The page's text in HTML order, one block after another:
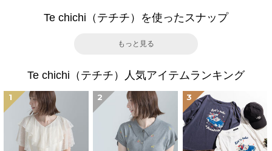
Te chichi（テチチ）を使ったスナップ
もっと見る
Te chichi（テチチ）人気アイテムランキング
1 2 3